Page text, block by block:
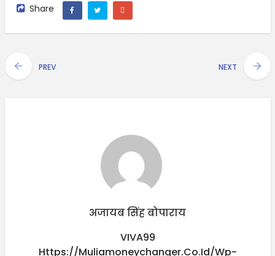
Share
PREV NEXT
अजायब सिंह बोपाराय
VIVA99
Https://muliamoneychanger.co.id/wp-